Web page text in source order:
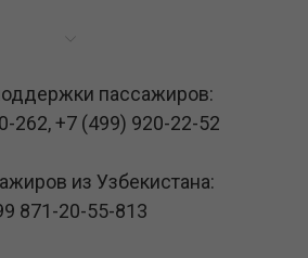
пассажиров:
262,+7 (499) 920-22-52
из Узбекистана:
871-20-55-813